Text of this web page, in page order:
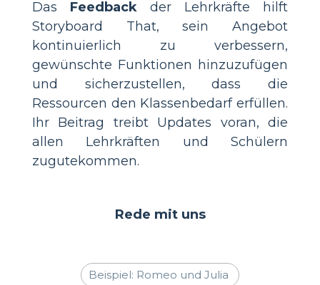
Das Feedback der Lehrkräfte hilft
Storyboard That, sein Angebot
kontinuierlich zu verbessern,
gewünschte Funktionen hinzuzufügen
und sicherzustellen, dass die
Ressourcen den Klassenbedarf erfüllen.
Ihr Beitrag treibt Updates voran, die
allen Lehrkräften und Schülern
zugutekommen.
Rede mit uns